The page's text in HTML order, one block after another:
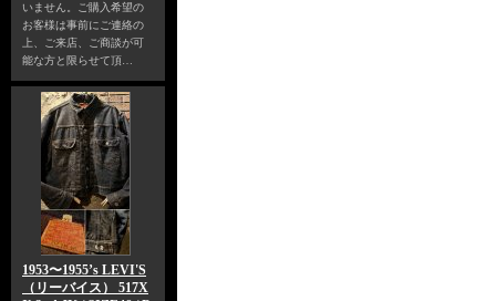
いません。ご購入希望の
お客様は事前にご連絡の
上、ご来店、ご商談が可
能な方と限らせて頂…
1953〜1955’s LEVI'S
（リーバイス） 517X